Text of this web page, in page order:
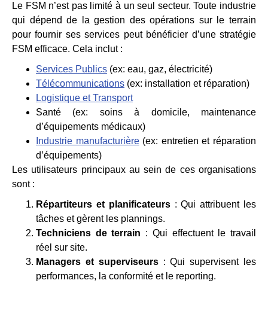
Le FSM n’est pas limité à un seul secteur. Toute industrie
qui dépend de la gestion des opérations sur le terrain
pour fournir ses services peut bénéficier d’une stratégie
FSM efficace. Cela inclut :
Services Publics (ex: eau, gaz, électricité)
Télécommunications (ex: installation et réparation)
Logistique et Transport
Santé (ex: soins à domicile, maintenance
d’équipements médicaux)
Industrie manufacturière(ex: entretien et réparation
d’équipements)
Les utilisateurs principaux au sein de ces organisations
sont :
Répartiteurs et planificateurs: Qui attribuent les
tâches et gèrent les plannings.
Techniciens de terrain : Qui effectuent le travail
réel sur site.
Managers et superviseurs: Qui supervisent les
performances, la conformité et le reporting.